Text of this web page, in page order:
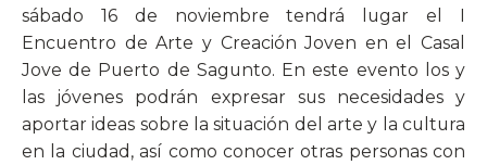
sábado 16 de noviembre tendrá lugar el I
Encuentro de Arte y Creación Joven en el Casal
Jove de Puerto de Sagunto. En este evento los y
las jóvenes podrán expresar sus necesidades y
aportar ideas sobre la situación del arte y la cultura
en la ciudad, así como conocer otras personas con